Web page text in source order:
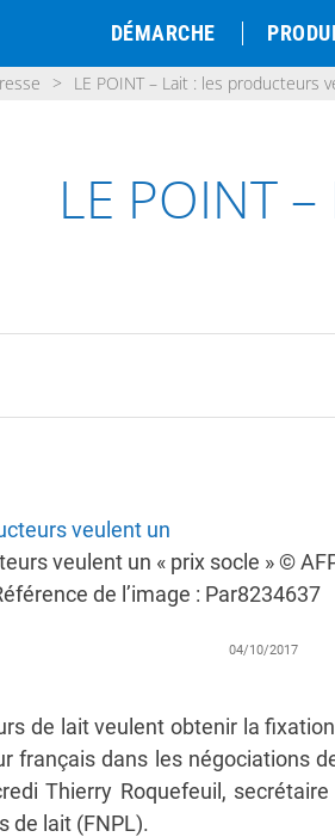
DÉMARCHE
> LE POINT – Lait : les producteurs
LE POINT
veulent un « prix socle » ©
de l’image : Par8234637
04/10/2017
de lait veulent obtenir la
français dans les négociations
Thierry Roquefeuil,
de lait (FNPL).